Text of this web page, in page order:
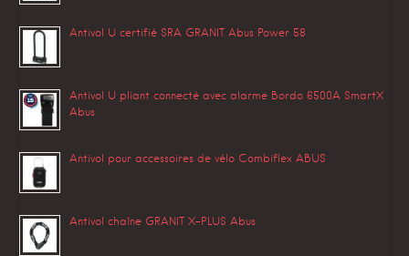
Antivol U certifié SRA GRANIT Abus Power 58
Antivol U pliant connecté avec alarme Bordo 6500A SmartX
Abus
Antivol pour accessoires de vélo Combiflex ABUS
Antivol chaîne GRANIT X-PLUS Abus